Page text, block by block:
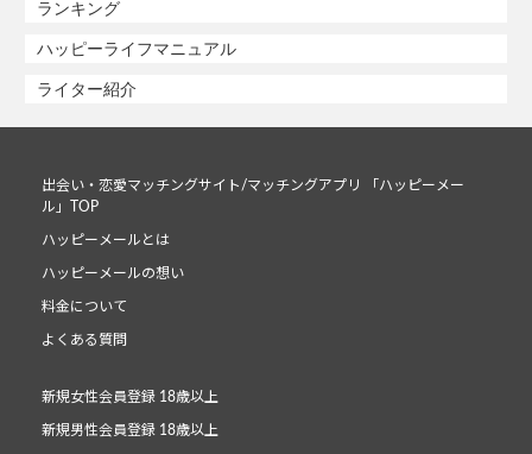
ランキング
ハッピーライフマニュアル
ライター紹介
出会い・恋愛マッチングサイト/マッチングアプリ 「ハッピーメー
ル」TOP
ハッピーメールとは
ハッピーメールの想い
料金について
よくある質問
新規女性会員登録 18歳以上
新規男性会員登録 18歳以上